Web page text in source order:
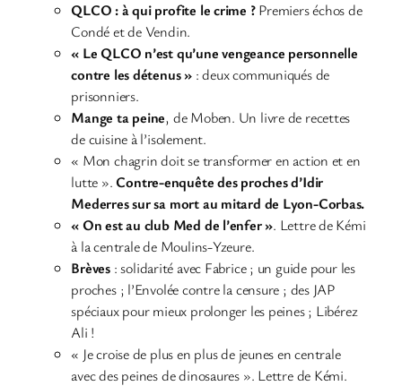
QLCO : à qui profite le crime ?Premiers échos de
Condé et de Vendin.
« Le QLCO n’est qu’une vengeance personnelle
contre les détenus »: deux communiqués de
prisonniers.
Mange ta peine, de Moben. Un livre de recettes
de cuisine à l’isolement.
« Mon chagrin doit se transformer en action et en
lutte ».Contre-enquête des proches d’Idir
Mederres sur sa mort au mitard de Lyon-Corbas.
« On est au club Med de l’enfer ». Lettre de Kémi
à la centrale de Moulins-Yzeure.
Brèves : solidarité avec Fabrice ; un guide pour les
proches ; l’Envolée contre la censure ; des JAP
spéciaux pour mieux prolonger les peines ; Libérez
Ali !
« Je croise de plus en plus de jeunes en centrale
avec des peines de dinosaures ». Lettre de Kémi.